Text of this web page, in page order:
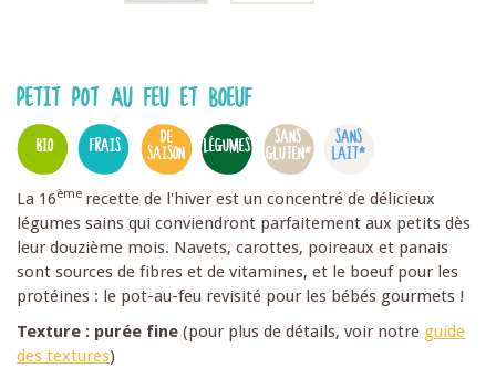
PETIT POT AU FEU ET BOEUF
BIO FRAIS
DE
SAISON
LÉGUMES
SANS
GLUTEN*
SANS
LAIT*
La 16ème recette de l'hiver est un concentré de délicieux
légumes sains qui conviendront parfaitement aux petits dès
leur douzième mois. Navets, carottes, poireaux et panais
sont sources de fibres et de vitamines, et le boeuf pour les
protéines : le pot-au-feu revisité pour les bébés gourmets !
Texture : purée fine (pour plus de détails, voir notre guide
des textures)